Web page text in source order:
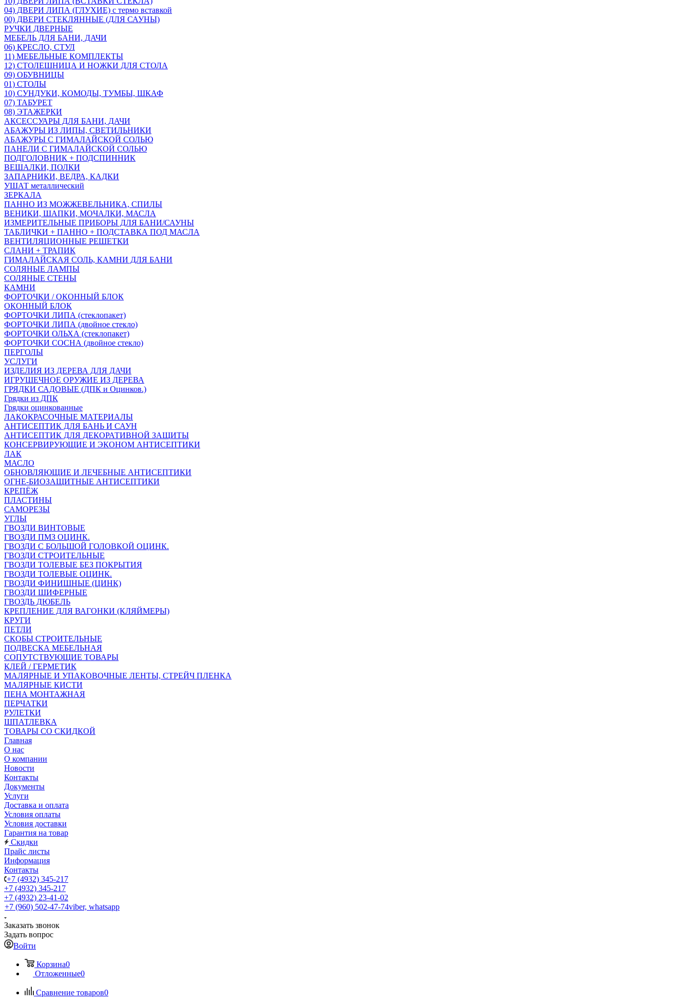
04) ДВЕРИ ЛИПА (ГЛУХИЕ) с термо вставкой
00) ДВЕРИ СТЕКЛЯННЫЕ (ДЛЯ САУНЫ)
РУЧКИ ДВЕРНЫЕ
МЕБЕЛЬ ДЛЯ БАНИ, ДАЧИ
06) КРЕСЛО, СТУЛ
11) МЕБЕЛЬНЫЕ КОМПЛЕКТЫ
12) СТОЛЕШНИЦА И НОЖКИ ДЛЯ СТОЛА
09) ОБУВНИЦЫ
01) СТОЛЫ
10) СУНДУКИ, КОМОДЫ, ТУМБЫ, ШКАФ
07) ТАБУРЕТ
08) ЭТАЖЕРКИ
АКСЕССУАРЫ ДЛЯ БАНИ, ДАЧИ
АБАЖУРЫ ИЗ ЛИПЫ, СВЕТИЛЬНИКИ
АБАЖУРЫ С ГИМАЛАЙСКОЙ СОЛЬЮ
ПАНЕЛИ С ГИМАЛАЙСКОЙ СОЛЬЮ
ПОДГОЛОВНИК + ПОДСПИННИК
ВЕШАЛКИ, ПОЛКИ
ЗАПАРНИКИ, ВЕДРА, КАДКИ
УШАТ металлический
ЗЕРКАЛА
ПАННО ИЗ МОЖЖЕВЕЛЬНИКА, СПИЛЫ
ВЕНИКИ, ШАПКИ, МОЧАЛКИ, МАСЛА
ИЗМЕРИТЕЛЬНЫЕ ПРИБОРЫ ДЛЯ БАНИ/САУНЫ
ТАБЛИЧКИ + ПАННО + ПОДСТАВКА ПОД МАСЛА
ВЕНТИЛЯЦИОННЫЕ РЕШЕТКИ
СЛАНИ + ТРАПИК
ГИМАЛАЙСКАЯ СОЛЬ, КАМНИ ДЛЯ БАНИ
СОЛЯНЫЕ ЛАМПЫ
СОЛЯНЫЕ СТЕНЫ
КАМНИ
ФОРТОЧКИ / ОКОННЫЙ БЛОК
ОКОННЫЙ БЛОК
ФОРТОЧКИ ЛИПА (стеклопакет)
ФОРТОЧКИ ЛИПА (двойное стекло)
ФОРТОЧКИ ОЛЬХА (стеклопакет)
ФОРТОЧКИ СОСНА (двойное стекло)
ПЕРГОЛЫ
УСЛУГИ
ИЗДЕЛИЯ ИЗ ДЕРЕВА ДЛЯ ДАЧИ
ИГРУШЕЧНОЕ ОРУЖИЕ ИЗ ДЕРЕВА
ГРЯДКИ САДОВЫЕ (ДПК и Оцинков.)
Грядки из ДПК
Грядки оцинкованные
ЛАКОКРАСОЧНЫЕ МАТЕРИАЛЫ
АНТИСЕПТИК ДЛЯ БАНЬ И САУН
АНТИСЕПТИК ДЛЯ ДЕКОРАТИВНОЙ ЗАЩИТЫ
КОНСЕРВИРУЮЩИЕ И ЭКОНОМ АНТИСЕПТИКИ
ЛАК
МАСЛО
ОБНОВЛЯЮЩИЕ И ЛЕЧЕБНЫЕ АНТИСЕПТИКИ
ОГНЕ-БИОЗАЩИТНЫЕ АНТИСЕПТИКИ
КРЕПЁЖ
ПЛАСТИНЫ
САМОРЕЗЫ
УГЛЫ
ГВОЗДИ ВИНТОВЫЕ
ГВОЗДИ ПМЗ ОЦИНК.
ГВОЗДИ С БОЛЬШОЙ ГОЛОВКОЙ ОЦИНК.
ГВОЗДИ СТРОИТЕЛЬНЫЕ
ГВОЗДИ ТОЛЕВЫЕ БЕЗ ПОКРЫТИЯ
ГВОЗДИ ТОЛЕВЫЕ ОЦИНК.
ГВОЗДИ ФИНИШНЫЕ (ЦИНК)
ГВОЗДИ ШИФЕРНЫЕ
ГВОЗДЬ ДЮБЕЛЬ
КРЕПЛЕНИЕ ДЛЯ ВАГОНКИ (КЛЯЙМЕРЫ)
КРУГИ
ПЕТЛИ
СКОБЫ СТРОИТЕЛЬНЫЕ
ПОДВЕСКА МЕБЕЛЬНАЯ
СОПУТСТВУЮЩИЕ ТОВАРЫ
КЛЕЙ / ГЕРМЕТИК
МАЛЯРНЫЕ И УПАКОВОЧНЫЕ ЛЕНТЫ, СТРЕЙЧ ПЛЕНКА
МАЛЯРНЫЕ КИСТИ
ПЕНА МОНТАЖНАЯ
ПЕРЧАТКИ
РУЛЕТКИ
ШПАТЛЕВКА
ТОВАРЫ СО СКИДКОЙ
Главная
О нас
О компании
Новости
Контакты
Документы
Услуги
Доставка и оплата
Условия оплаты
Условия доставки
Гарантия на товар
Скидки
Прайс листы
Информация
Контакты
+7 (4932) 345-217
+7 (4932) 345-217
+7 (4932) 23-41-02
+7 (960) 502-47-74viber, whatsapp
Заказать звонок
Задать вопрос
Войти
Корзина0
Отложенные0
Сравнение товаров0